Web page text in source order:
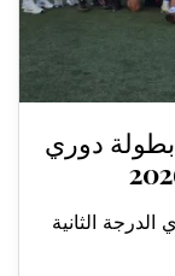
بطولة دوري
الدرجة الثانية